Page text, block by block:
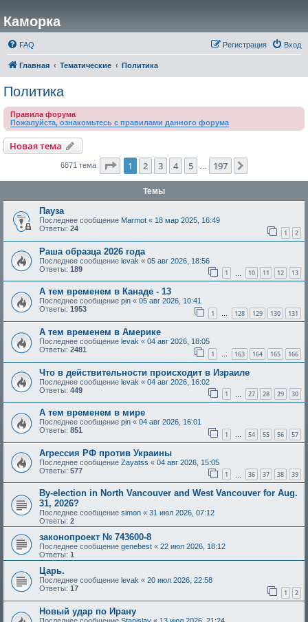
Каморка
FAQ Вход
Регистрация
Главная Тематические Политика
Политика
Правила форума
Пожалуйста, ознакомьтесь с правилами данного форума
Новая тема
6871 тема Страница из 197
1 2 3 4 5 197
Темы
Пауза
Последнее сообщение Marmot « 18 мар 2025, 16:49
Ответы: 24 1 2
Раша образца 2026 года
Последнее сообщение levak « 05 авг 2026, 18:56
Ответы: 189 1 10 11 12 13
А тем временем в Канаде - 13
Последнее сообщение pin « 05 авг 2026, 10:41
Ответы: 1953 1 … 128 129 130 131
А тем временем в Америке
Последнее сообщение levak « 04 авг 2026, 18:05
Ответы: 2481 1 … 163 164 165 166
Что в действительности происходит в Израиле
Последнее сообщение levak « 04 авг 2026, 16:02
Ответы: 449 1 27 28 29 30
А тем временем в мире
Последнее сообщение pin « 04 авг 2026, 16:01
Ответы: 851 1 … 54 55 56 57
Агрессия РФ против Украины
Последнее сообщение Zayatss « 04 авг 2026, 15:05
Ответы: 577 1 36 37 38 39
By-election in North Vancouver and West Vancouver for Aug.
31, 2026?
Последнее сообщение simon « 31 июл 2026, 07:12
Ответы: 2
законопроект № 743600-8
Последнее сообщение genebest « 22 июл 2026, 18:12
Ответы: 1
Царь.
Последнее сообщение levak « 20 июл 2026, 22:58
Ответы: 17 1 2
Новый удар по Ирану